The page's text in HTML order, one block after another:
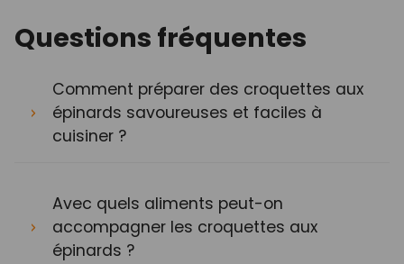
Questions fréquentes
Comment préparer des croquettes aux
épinards savoureuses et faciles à
cuisiner ?
Avec quels aliments peut-on
accompagner les croquettes aux
épinards ?